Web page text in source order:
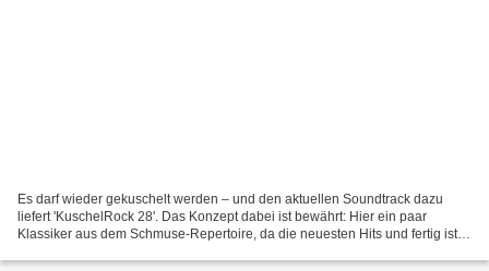
Es darf wieder gekuschelt werden – und den aktuellen Soundtrack dazu
liefert 'KuschelRock 28'. Das Konzept dabei ist bewährt: Hier ein paar
Klassiker aus dem Schmuse-Repertoire, da die neuesten Hits und fertig ist